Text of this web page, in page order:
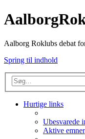
Aalborg Roklubs debat
Spring til indhold
Hurtige links
Ubesvarede
Aktive emner